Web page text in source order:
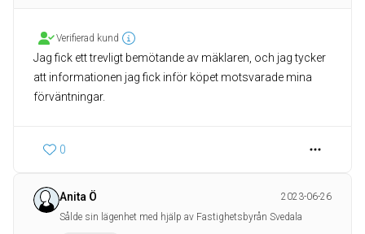
Verifierad kund
Jag fick ett trevligt bemötande av mäklaren, och jag tycker
att informationen jag fick inför köpet motsvarade mina
förväntningar.
0
Anita Ö
2023-06-26
Sålde sin lägenhet med hjälp av Fastighetsbyrån Svedala